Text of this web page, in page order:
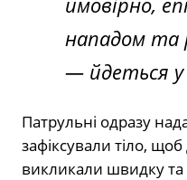
нападом та
— йдеться у
Патрульні одразу
зафіксували тіло,
викликали швидку та